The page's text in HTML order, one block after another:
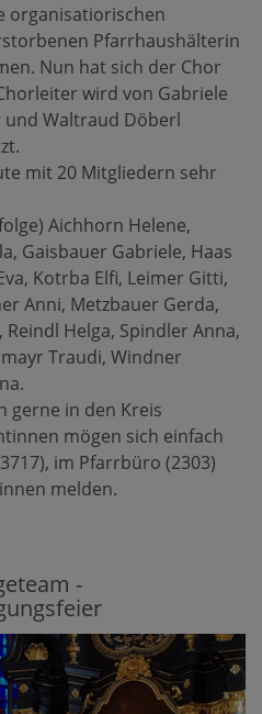
organisatiorischen
Pfarrhaushälterin
Nun hat sich der Chor
wird von Gabriele
Waltraud Döberl
mit 20 Mitgliedern sehr
Aichhorn Helene,
Gaisbauer Gabriele, Haas
Kotrba Elfi, Leimer Gitti,
Anni, Metzbauer Gerda,
Helga, Spindler Anna,
Traudi, Windner
gerne in den Kreis
mögen sich einfach
im Pfarrbüro (2303)
melden.
-